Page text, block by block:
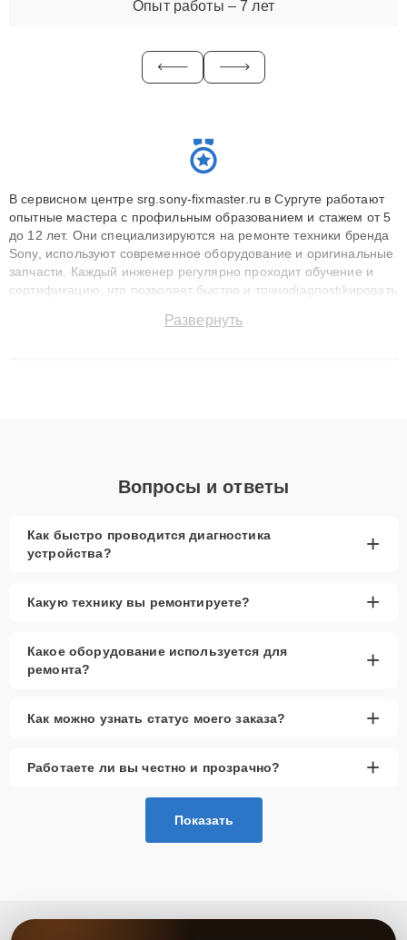
Опыт работы – 7 лет
В сервисном центре srg.sony-fixmaster.ru в Сургуте работают
опытные мастера с профильным образованием и стажем от 5
до 12 лет. Они специализируются на ремонте техники бренда
Sony, используют современное оборудование и оригинальные
запчасти. Каждый инженер регулярно проходит обучение и
сертификацию, что позволяет быстро и точноdiagnostikировать
до 3 лет. Наши мастера решают сложные случаи: от замены
Развернуть
Вопросы и ответы
Как быстро проводится диагностика
устройства?
+
Какую технику вы ремонтируете? +
Какое оборудование используется для
ремонта?
+
Как можно узнать статус моего заказа? +
Работаете ли вы честно и прозрачно? +
Показать